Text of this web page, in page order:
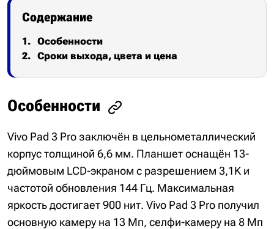
Содержание
Особенности
Сроки выхода, цвета и цена
Особенности
Vivo Pad 3 Pro заключён в цельнометаллический
корпус толщиной 6,6 мм. Планшет оснащён 13-
дюймовым LCD-экраном с разрешением 3,1K и
частотой обновления 144 Гц. Максимальная
яркость достигает 900 нит. Vivo Pad 3 Pro получил
основную камеру на 13 Мп, селфи-камеру на 8 Мп